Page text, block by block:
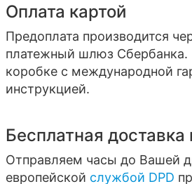
Оплата картой
Предоплата производится
платежный шлюз
коробке с международной
инструкцией.
Бесплатная
Отправляем часы до Вашей
европейской службой DPD